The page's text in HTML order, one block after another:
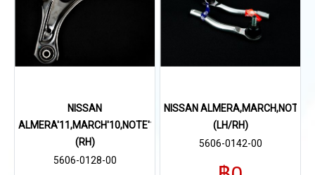
NISSAN
ALMERA'11,MARCH'10,NOTE'17
(RH)
5606-0128-00
NISSAN ALMERA,MARCH,NOTE
(LH/RH)
5606-0142-00